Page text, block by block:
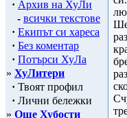
· Архив на ХуЛи
- всички текстове
· Екипът си хареса
· Без коментар
· Потърси ХуЛа
» ХуЛитери
· Твоят профил
· Лични бележки
» Още Хубости